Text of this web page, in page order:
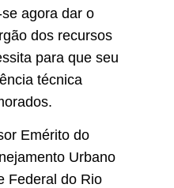
agora dar o
dos recursos
para que seu
técnica
Emérito do
Urbano
Federal do Rio